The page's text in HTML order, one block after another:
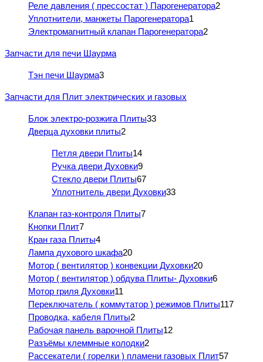
Реле давления ( прессостат ) Парогенератора2
Уплотнители, манжеты Парогенератора1
Электромагнитный клапан Парогенератора2
Запчасти для печи Шаурма
Тэн печи Шаурма3
Запчасти для Плит электрических и газовых
Блок электро-розжига Плиты33
Дверца духовки плиты2
Петля двери Плиты14
Ручка двери Духовки9
Стекло двери Плиты67
Уплотнитель двери Духовки33
Клапан газ-контроля Плиты7
Кнопки Плит7
Кран газа Плиты4
Лампа духового шкафа20
Мотор ( вентилятор ) конвекции Духовки20
Мотор ( вентилятор ) обдува Плиты- Духовки6
Мотор гриля Духовки11
Переключатель ( коммутатор ) режимов Плиты117
Проводка, кабеля Плиты2
Рабочая панель варочной Плиты12
Разъёмы клеммные колодки2
Рассекатели ( горелки ) пламени газовых Плит57